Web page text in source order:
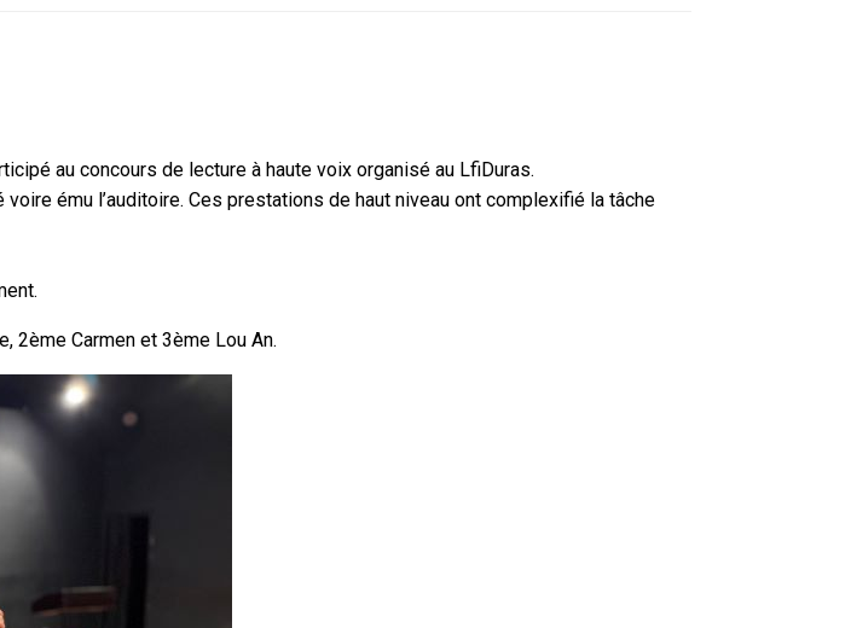
au concours de lecture à haute voix organisé au LfiDuras.
ému l’auditoire. Ces prestations de haut niveau ont complexifié la tâche
2ème Carmen et 3ème Lou An.